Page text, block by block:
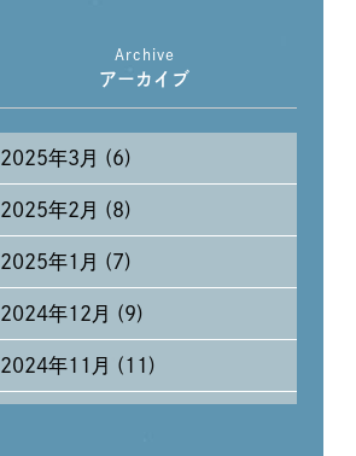
Archive
アーカイブ
2025年3月 (6)
2025年2月 (8)
2025年1月 (7)
2024年12月 (9)
2024年11月 (11)